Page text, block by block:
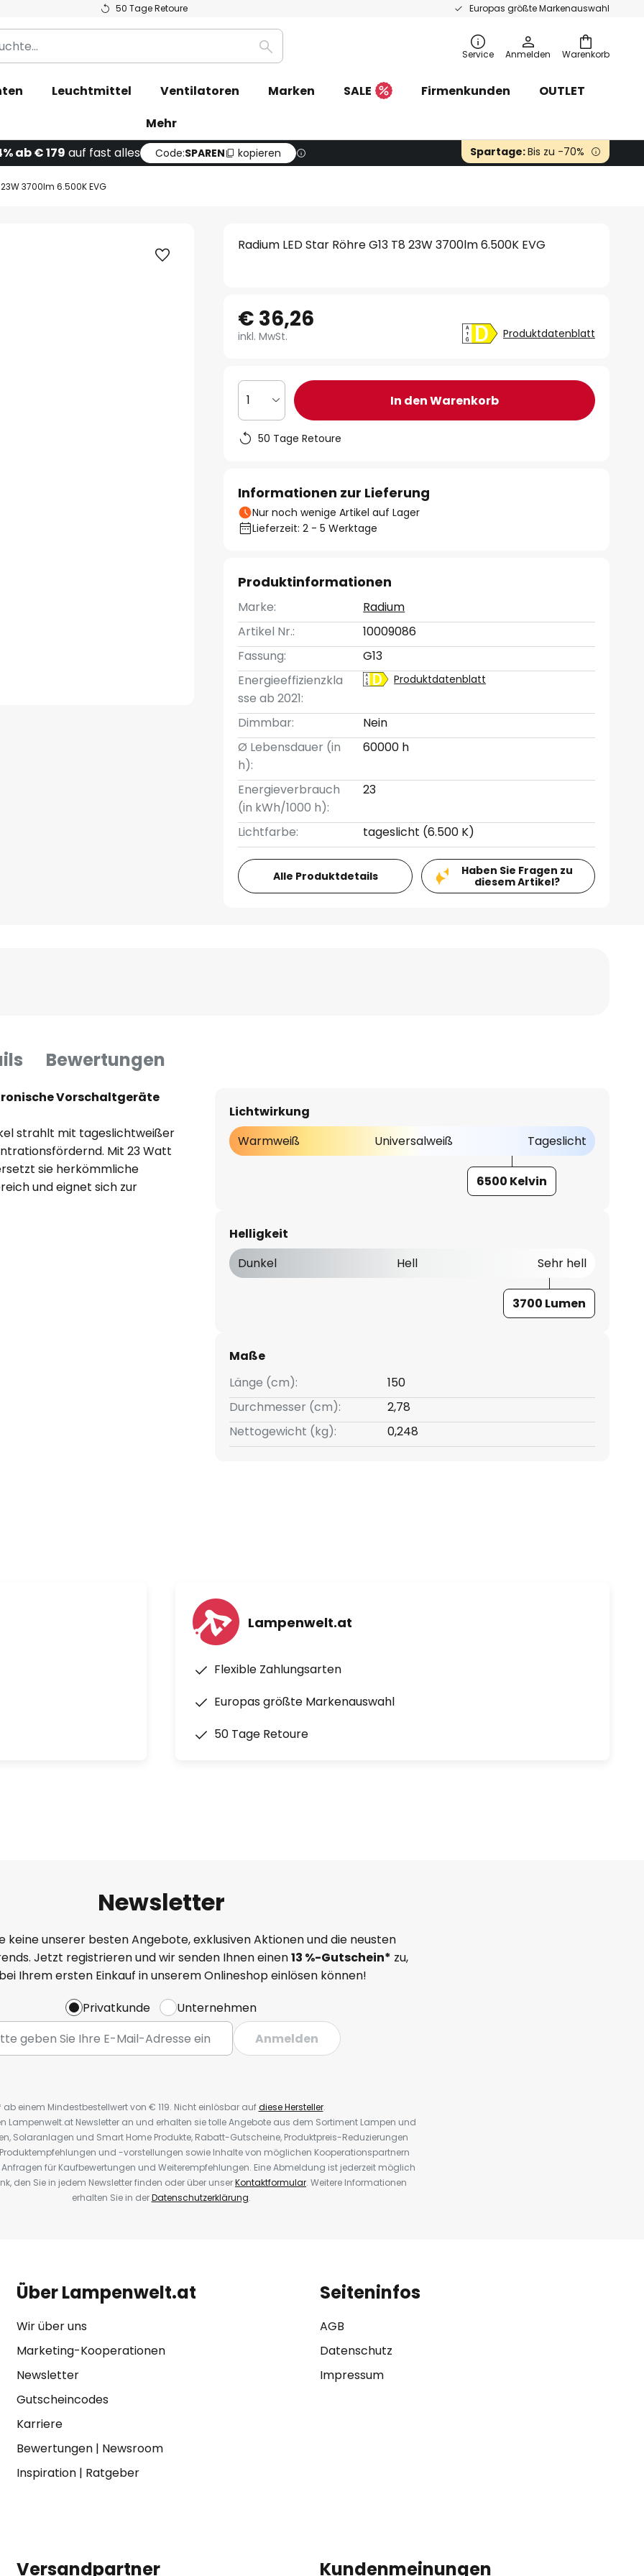
50 Tage Retoure Europas größte Markenauswahl
Warenkorb
Suche Service Anmelden
Leuchtmittel Ventilatoren Marken SALE Firmenkunden
OUTLET
Mehr
ab € 179 auf fast alles Code:SPAREN kopieren Spartage:Bis zu -70%
3700lm 6.500K EVG
Radium LED Star Röhre G13 T8 23W 3700lm 6.500K EVG
€ 36,26
inkl. MwSt. Produktdatenblatt
1 In den Warenkorb
50 Tage Retoure
Informationen zur Lieferung
Nur noch wenige Artikel auf Lager
Lieferzeit: 2 - 5 Werktage
Produktinformationen
Marke:
Radium
Artikel Nr.:
10009086
Fassung:
G13
Energieeffizienzkla
sse ab 2021:
Produktdatenblatt
Dimmbar:
Nein
Ø Lebensdauer (in
h):
60000 h
Energieverbrauch
(in kWh/1000 h):
23
Lichtfarbe: tageslicht (6.500 K)
Alle Produktdetails
Haben Sie Fragen zu
diesem Artikel?
Bewertungen
Vorschaltgeräte
strahlt mit tageslichtweißer
Mit 23 Watt
sie herkömmliche
und eignet sich zur
oder auch Büros.
(EVG oder
Lichtwirkung
Warmweiß
Universalweiß Tageslicht
6500 Kelvin
Helligkeit
Dunkel
Hell Sehr hell
3700 Lumen
Maße
Länge (cm):
150
Durchmesser (cm):
2,78
Nettogewicht (kg):
0,248
Lampenwelt.at
Flexible Zahlungsarten
Europas größte Markenauswahl
50 Tage Retoure
Newsletter
keine unserer besten Angebote, exklusiven Aktionen und die neusten
Jetzt registrieren und wir senden Ihnen einen13 %-Gutschein* zu,
Ihrem ersten Einkauf in unserem Onlineshop einlösen können!
Privatkunde
Unternehmen
Anmelden
ab einem Mindestbestellwert von € 119. Nicht einlösbar aufdiese Hersteller.
Lampenwelt.at Newsletter an und erhalten sie tolle Angebote aus dem Sortiment Lampen und
Solaranlagen und Smart Home Produkte, Rabatt-Gutscheine, Produktpreis-Reduzierungen
und -vorstellungen sowie Inhalte von möglichen Kooperationspartnern
für Kaufbewertungen und Weiterempfehlungen. Eine Abmeldung ist jederzeit möglich
den Sie in jedem Newsletter finden oder über unserKontaktformular. Weitere Informationen
erhalten Sie in derDatenschutzerklärung.
Über Lampenwelt.at
Wir über uns
Marketing-Kooperationen
Newsletter
Gutscheincodes
Karriere
Bewertungen| Newsroom
Inspiration| Ratgeber
Seiteninfos
AGB
Datenschutz
Impressum
Versandpartner Kundenmeinungen